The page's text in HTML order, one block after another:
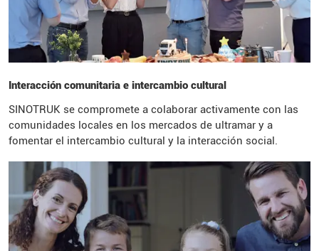
Interacción comunitaria e intercambio cultural
SINOTRUK se compromete a colaborar activamente con las
comunidades locales en los mercados de ultramar y a
fomentar el intercambio cultural y la interacción social.